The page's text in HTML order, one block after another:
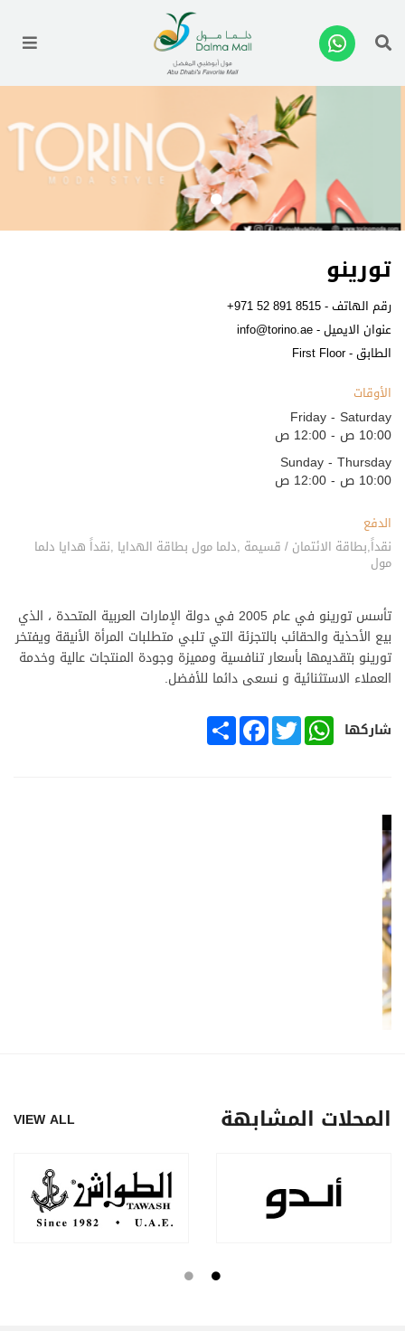
تورينو
رقم الهاتف -+971 52 891 8515
عنوان الايميل -info@torino.ae
الطابق - First Floor
الأوقات
Friday - Saturday
10:00 ص - 12:00 ص
Sunday - Thursday
10:00 ص - 12:00 ص
الدفع
نقداً,بطاقة الائتمان / قسيمة ,دلما مول بطاقة الهدايا ,نقداً هدايا دلما
مول
تأسس تورينو في عام 2005 في دولة الإمارات العربية المتحدة ، الذي
بيع الأحذية والحقائب بالتجزئة التي تلبي متطلبات المرأة الأنيقة ويفتخر
تورينو بتقديمها بأسعار تنافسية ومميزة وجودة المنتجات عالية وخدمة
العملاء الاستثنائية و نسعى دائما للأفضل.
شاركها SHARE
FACEBOOKTWITTER
WHATSAPP
المحلات المشابهة VIEW ALL